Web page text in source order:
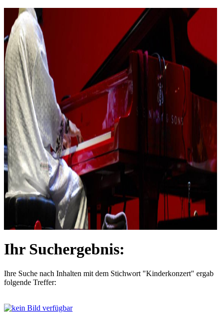
Ihr Suchergebnis:
Ihre Suche nach Inhalten mit dem Stichwort "Kinderkonzert" ergab
folgende Treffer: